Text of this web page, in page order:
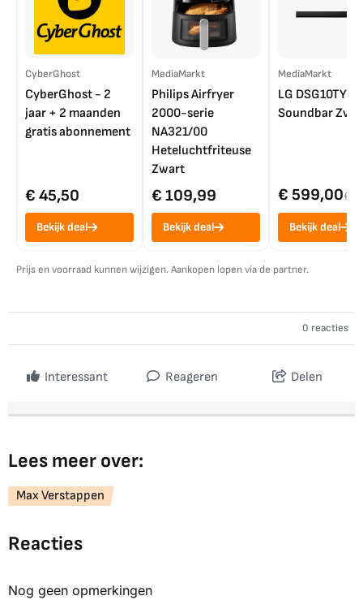
CyberGhost
CyberGhost - 2
jaar + 2 maanden
gratis abonnement
€ 45,50
Bekijk deal
MediaMarkt
Philips Airfryer
2000-serie
NA321/00
Heteluchtfriteuse
Zwart
€ 109,99
Bekijk deal
MediaMarkt
LG DSG10TY
Soundbar
€ 599,00€
Bekijk deal
Prijs en voorraad kunnen wijzigen. Aankopen lopen via de partner.
0 reacties
Interessant Reageren Delen
Lees meer over:
Max Verstappen
Reacties
Nog geen opmerkingen